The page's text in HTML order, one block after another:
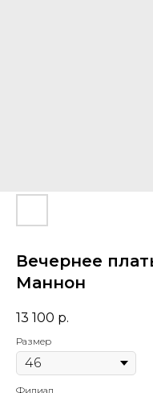
Вечернее
Маннон
13 100 р.
Размер
Филиал